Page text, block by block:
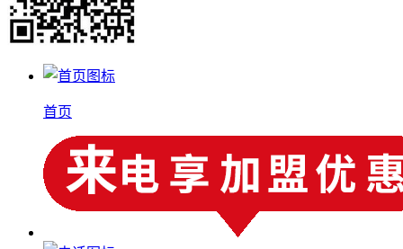
首页